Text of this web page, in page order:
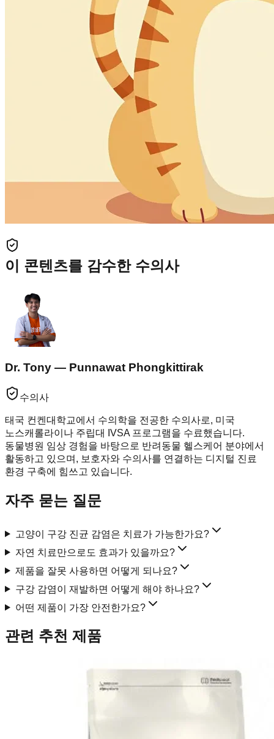
이 콘텐츠를 감수한 수의사
Dr. Tony — Punnawat Phongkittirak
수의사
태국 컨켄대학교에서 수의학을 전공한 수의사로, 미국
노스캐롤라이나 주립대 IVSA 프로그램을 수료했습니다.
동물병원 임상 경험을 바탕으로 반려동물 헬스케어 분야에서
활동하고 있으며, 보호자와 수의사를 연결하는 디지털 진료
환경 구축에 힘쓰고 있습니다.
자주 묻는 질문
고양이 구강 진균 감염은 치료가 가능한가요?
자연 치료만으로도 효과가 있을까요?
제품을 잘못 사용하면 어떻게 되나요?
구강 감염이 재발하면 어떻게 해야 하나요?
어떤 제품이 가장 안전한가요?
관련 추천 제품